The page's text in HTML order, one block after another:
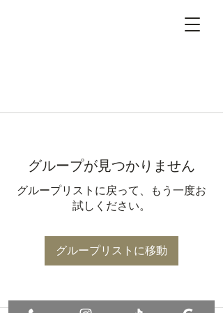
グループが見つかりません
グループリストに戻って、もう一度お
試しください。
グループリストに移動